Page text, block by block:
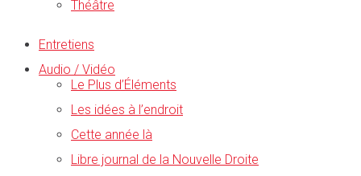
Théâtre
Entretiens
Audio / Vidéo
Le Plus d’Éléments
Les idées à l’endroit
Cette année là
Libre journal de la Nouvelle Droite